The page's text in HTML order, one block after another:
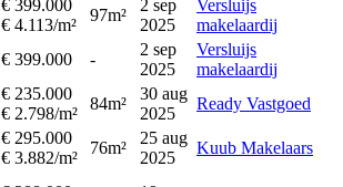
€ 399.000
€ 4.113/m²
97m²
2 sep
2025
Versluijs
makelaardij
€ 399.000 -
2 sep
2025
Versluijs
makelaardij
€ 235.000
€ 2.798/m²
84m²
30 aug
2025
Ready Vastgoed
€ 295.000
€ 3.882/m²
76m²
25 aug
2025
Kuub Makelaars